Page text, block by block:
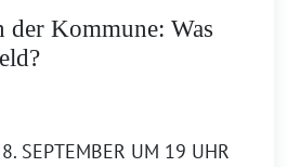
der Kommune: Was
SEPTEMBER UM 19 UHR